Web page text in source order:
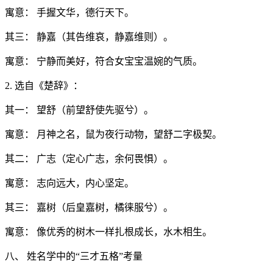
寓意： 手握文华，德行天下。
其三： 静嘉（其告维哀，静嘉维则）。
寓意： 宁静而美好，符合女宝宝温婉的气质。
2. 选自《楚辞》：
其一： 望舒（前望舒使先驱兮）。
寓意： 月神之名，鼠为夜行动物，望舒二字极契。
其二： 广志（定心广志，余何畏惧）。
寓意： 志向远大，内心坚定。
其三： 嘉树（后皇嘉树，橘徕服兮）。
寓意： 像优秀的树木一样扎根成长，水木相生。
八、 姓名学中的“三才五格”考量